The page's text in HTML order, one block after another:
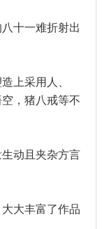
十一难折射出
上采用人、
，猪八戒等不
动且夹杂方言
大丰富了作品